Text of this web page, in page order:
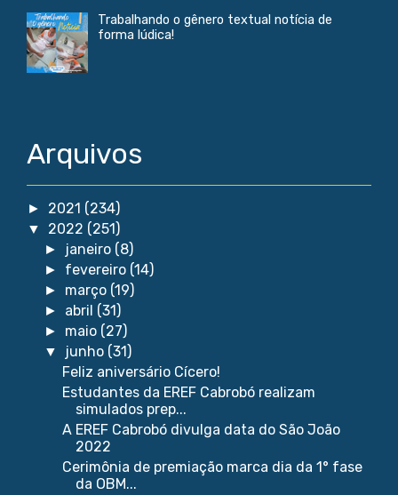
Trabalhando o gênero textual notícia de
forma lúdica!
Arquivos
► 2021 (234)
▼ 2022 (251)
► janeiro (8)
► fevereiro (14)
► março (19)
► abril (31)
► maio (27)
▼ junho (31)
Feliz aniversário Cícero!
Estudantes da EREF Cabrobó realizam
simulados prep...
A EREF Cabrobó divulga data do São João
2022
Cerimônia de premiação marca dia da 1° fase
da OBM...